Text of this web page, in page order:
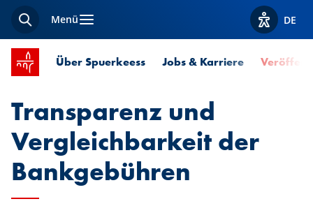
SucheMenü Optionen
DE
Startseite SPUERKEESS
Über Spuerkeess Jobs & Karriere
Transparenz und
Vergleichbarkeit der
Bankgebühren